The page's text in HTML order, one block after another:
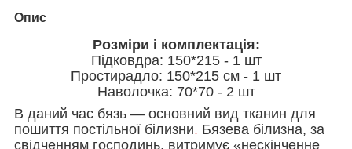
Опис
Розміри і комплектація:
Підковдра: 150*215 - 1 шт
Простирадло: 150*215 см - 1 шт
Наволочка: 70*70 - 2 шт
В даний час бязь — основний вид тканин для
пошиття постільної білизни. Бязева білизна, за
свідченням господинь, витримує «нескінченне